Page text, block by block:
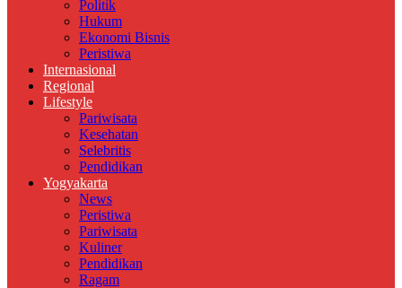
Politik
Hukum
Ekonomi Bisnis
Peristiwa
Internasional
Regional
Lifestyle
Pariwisata
Kesehatan
Selebritis
Pendidikan
Yogyakarta
News
Peristiwa
Pariwisata
Kuliner
Pendidikan
Ragam